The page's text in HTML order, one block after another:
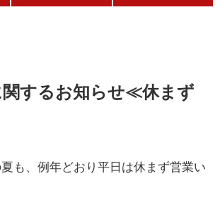
関するお知らせ≪休まず
も、例年どおり平日は休まず営業い